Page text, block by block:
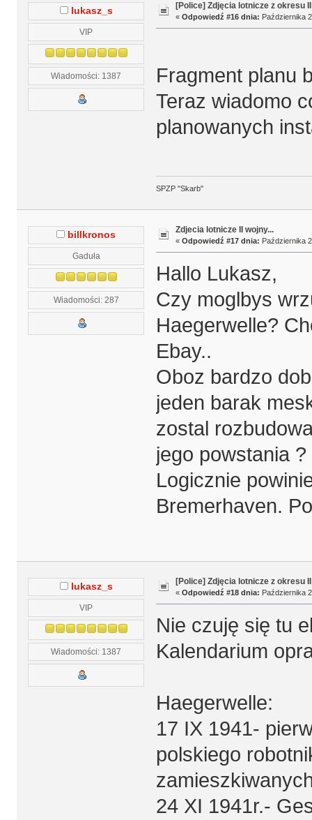
lukasz_s
VIP
Wiadomości: 1387
[Police] Zdjęcia lotnicze z okresu II
« Odpowiedź #16 dnia: Października
Fragment planu
Teraz wiadomo
planowanych
SPZP "Skarb"
billkronos
Gaduła
Wiadomości: 287
Zdjecia lotnicze II wojny...
« Odpowiedź #17 dnia: Października
Hallo Lukasz,
Czy moglbys
Haegerwelle?
Ebay..
Oboz bardzo
jeden barak
zostal
jego powstania ?
Logicznie
Bremerhaven.
lukasz_s
VIP
Wiadomości: 1387
[Police] Zdjęcia lotnicze z okresu II
« Odpowiedź #18 dnia: Października
Nie czuję się tu
Kalendarium
Haegerwelle:
17 IX 1941-
polskiego
24 XI 1941r.-